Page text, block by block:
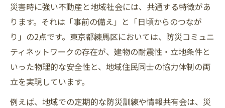
災害時に強い不動産と地域社会には、共通する特徴があ
ります。それは「事前の備え」と「日頃からのつなが
り」の2点です。東京都練馬区においては、防災コミュニ
ティネットワークの存在が、建物の耐震性・立地条件と
いった物理的な安全性と、地域住民同士の協力体制の両
立を実現しています。
例えば、地域での定期的な防災訓練や情報共有会は、災